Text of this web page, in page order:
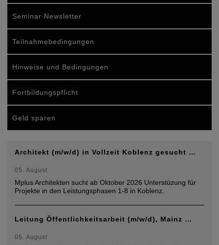
Seminar Newsletter
Teilnahmebedingungen
Hinweise und Bedingungen
Fortbildungspflicht
Geld sparen
Architekt (m/w/d) in Vollzeit Koblenz gesucht …
05. August
Mplus Architekten sucht ab Oktober 2026 Unterstüzung für
Projekte in den Leistungsphasen 1-8 in Koblenz.
Leitung Öffentlichkeitsarbeit (m/w/d), Mainz …
05. August